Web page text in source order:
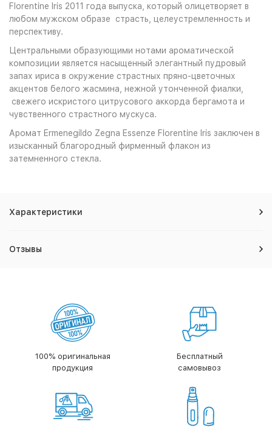
Florentine Iris 2011 года выпуска, который олицетворяет в
любом мужском образе страсть, целеустремленность и
перспективу.
Центральными образующими нотами ароматической
композиции является насыщенный элегантный пудровый
запах ириса в окружение страстных пряно-цветочных
акцентов белого жасмина, нежной утонченной фиалки,
свежего искристого цитрусового аккорда бергамота и
чувственного страстного мускуса.
Аромат Ermenegildo Zegna Essenze Florentine Iris заключен в
изысканный благородный фирменный флакон из
затемненного стекла.
Характеристики
Отзывы
100% оригинальная
продукция
Бесплатный
самовывоз